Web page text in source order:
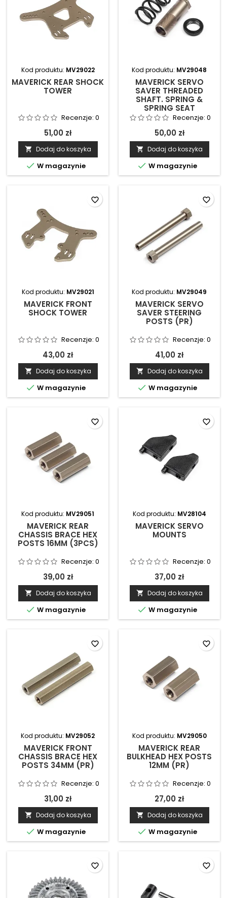
Kod produktu: MV29022
MAVERICK REAR SHOCK
TOWER
Recenzje: 0
51,00 zł
 Dodaj do koszyka
 W magazynie
Kod produktu: MV29048
MAVERICK SERVO
SAVER THREADED
SHAFT. SPRING &
SPRING SEAT
Recenzje: 0
50,00 zł
 Dodaj do koszyka
 W magazynie
Kod produktu: MV29021
MAVERICK FRONT
SHOCK TOWER
Recenzje: 0
43,00 zł
 Dodaj do koszyka
 W magazynie
favorite_border
Kod produktu: MV29049
MAVERICK SERVO
SAVER STEERING
POSTS (PR)
Recenzje: 0
41,00 zł
 Dodaj do koszyka
 W magazynie
favorite_border
Kod produktu: MV29051
MAVERICK REAR
CHASSIS BRACE HEX
POSTS 16MM (3PCS)
Recenzje: 0
39,00 zł
 Dodaj do koszyka
 W magazynie
favorite_border
Kod produktu: MV28104
MAVERICK SERVO
MOUNTS
Recenzje: 0
37,00 zł
 Dodaj do koszyka
 W magazynie
favorite_border
Kod produktu: MV29052
MAVERICK FRONT
CHASSIS BRACE HEX
POSTS 34MM (PR)
Recenzje: 0
31,00 zł
 Dodaj do koszyka
 W magazynie
favorite_border
Kod produktu: MV29050
MAVERICK REAR
BULKHEAD HEX POSTS
12MM (PR)
Recenzje: 0
27,00 zł
 Dodaj do koszyka
 W magazynie
favorite_border
favorite_border favorite_border